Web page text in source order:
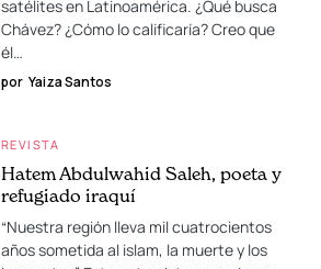
satélites en Latinoamérica. ¿Qué busca
Chávez? ¿Cómo lo calificaría? Creo que
él…
por Yaiza Santos
REVISTA
Hatem Abdulwahid Saleh, poeta y
refugiado iraquí
“Nuestra región lleva mil cuatrocientos
años sometida al islam, la muerte y los